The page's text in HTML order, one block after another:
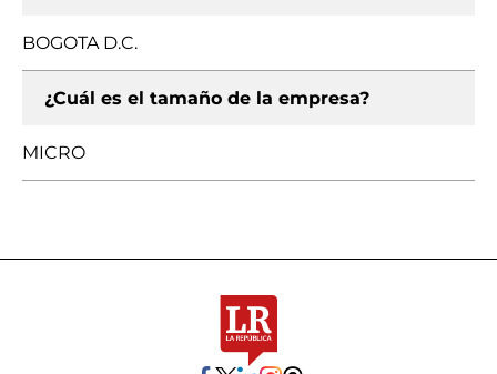
BOGOTA D.C.
¿Cuál es el tamaño de la empresa?
MICRO